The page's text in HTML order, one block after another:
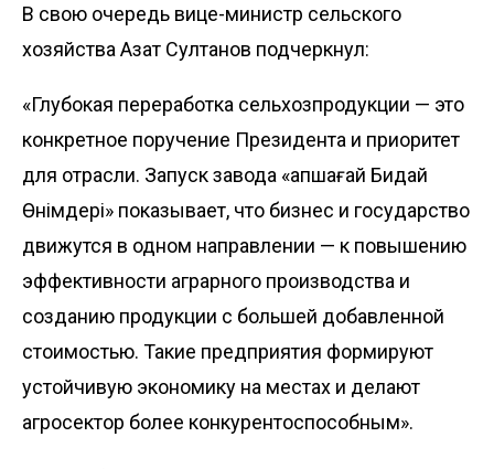
В свою очередь вице-министр сельского
хозяйства Азат Султанов подчеркнул:
«Глубокая переработка сельхозпродукции — это
конкретное поручение Президента и приоритет
для отрасли. Запуск завода «Қапшағай Бидай
Өнімдері» показывает, что бизнес и государство
движутся в одном направлении — к повышению
эффективности аграрного производства и
созданию продукции с большей добавленной
стоимостью. Такие предприятия формируют
устойчивую экономику на местах и делают
агросектор более конкурентоспособным».